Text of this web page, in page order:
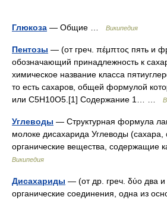
Глюкоза — Общие … Википедия
Пентозы — (от греч. πέμπτος пять и
обозначающий принадлежность к
химическое название класса
то есть сахаров, общей формулой
или C5H10O5.[1] Содержание 1… …
Углеводы — Структурная формула
молоке дисахарида Углеводы (сахара,
органические вещества, содержащие
Википедия
Дисахариды — (от др. греч. δύο два и
органические соединения, одна из